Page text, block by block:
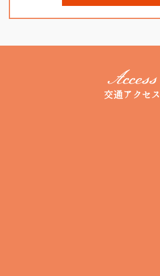
交通アクセス